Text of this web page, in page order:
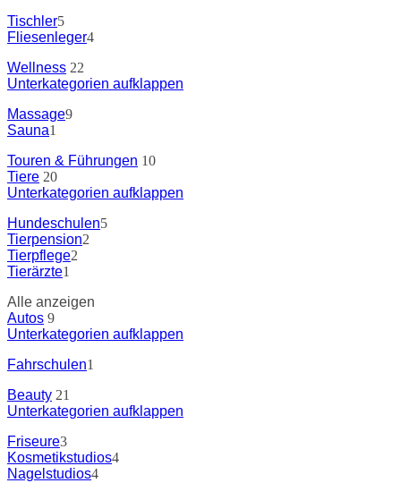
Tischler5
Fliesenleger4
Wellness 22
Unterkategorien aufklappen
Massage9
Sauna1
Touren & Führungen 10
Tiere 20
Unterkategorien aufklappen
Hundeschulen5
Tierpension2
Tierpflege2
Tierärzte1
Alle anzeigen
Autos 9
Unterkategorien aufklappen
Fahrschulen1
Beauty 21
Unterkategorien aufklappen
Friseure3
Kosmetikstudios4
Nagelstudios4